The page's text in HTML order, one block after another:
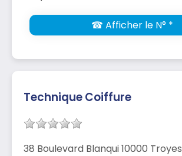
☎ Afficher le N° *
Technique Coiffure
38 Boulevard Blanqui 10000 Troyes